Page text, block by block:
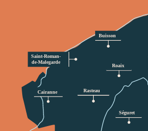
Séguret
Rasteau
Roaix
Saint-Roman-
de-Malegarde
Cairanne
Buisson